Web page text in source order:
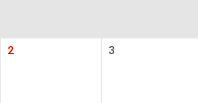
2 3